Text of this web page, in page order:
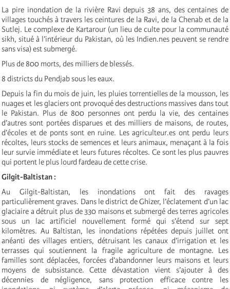
La pire inondation de la rivière Ravi depuis 38 ans, des centaines de
villages touchés à travers les ceintures de la Ravi, de la Chenab et de la
Sutlej. Le complexe de Kartarour (un lieu de culte pour la communauté
sikh, situé à l’intérieur du Pakistan, où les Indien.nes peuvent se rendre
sans visa) est submergé.
Plus de 800 morts, des milliers de blessés.
8 districts du Pendjab sous les eaux.
Depuis la fin du mois de juin, les pluies torrentielles de la mousson, les
nuages et les glaciers ont provoqué des destructions massives dans tout
le Pakistan. Plus de 800 personnes ont perdu la vie, des centaines
d’autres sont portées disparues et des milliers de maisons, de routes,
d’écoles et de ponts sont en ruine. Les agriculteur.es ont perdu leurs
récoltes, leurs stocks de semences et leurs animaux, menaçant à la fois
leur survie immédiate et leurs futures récoltes. Ce sont les plus pauvres
qui portent le plus lourd fardeau de cette crise.
Gilgit-Baltistan :
Au Gilgit-Baltistan, les inondations ont fait des ravages
particulièrement graves. Dans le district de Ghizer, l’éclatement d’un lac
glaciaire a détruit plus de 330 maisons et submergé des terres agricoles
sous un lac artificiel nouvellement formé qui s’étend sur sept
kilomètres. Au Baltistan, les inondations répétées depuis juillet ont
anéanti des villages entiers, détruisant les canaux d’irrigation et les
terrasses qui soutiennent la fragile agriculture de montagne. Les
familles sont déplacées, forcées d’abandonner leurs maisons et leurs
moyens de subsistance. Cette dévastation vient s’ajouter à des
décennies de négligence, sans protection efficace contre les